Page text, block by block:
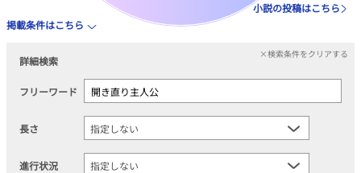
小説の投稿はこちら
掲載条件はこちら
詳細検索
×検索条件をクリアする
フリーワード
長さ
進行状況